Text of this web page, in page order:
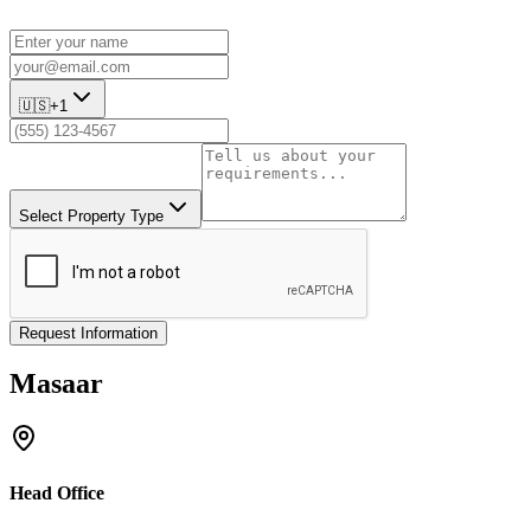
🇺🇸+1
Select Property Type
Request Information
Masaar
Head Office